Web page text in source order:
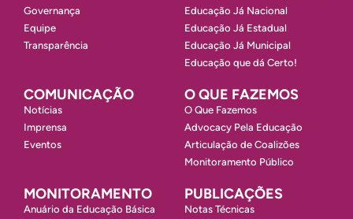
Governança
Equipe
Transparência
Educação Já Nacional
Educação Já Estadual
Educação Já Municipal
Educação que dá Certo!
COMUNICAÇÃO
Notícias
Imprensa
Eventos
O QUE FAZEMOS
O Que Fazemos
Advocacy Pela Educação
Articulação de Coalizões
Monitoramento Público
MONITORAMENTO
Anuário da Educação Básica
PUBLICAÇÕES
Notas Técnicas